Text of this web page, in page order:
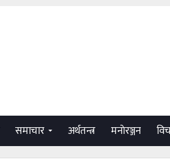
समाचार अर्थतन्त्र मनाेरञ्जन